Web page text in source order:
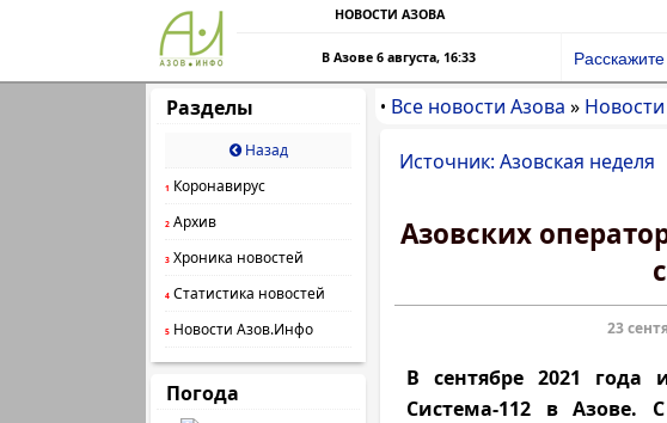
НОВОСТИ АЗОВА
В Азове 6 августа, 16:33
Разделы
Назад
1 Коронавирус
2 Архив
3 Хроника новостей
4 Статистика новостей
5 Новости Азов.Инфо
Погода
• Все новости Азова »
Источник: Азовская неделя
Азовских
23
В сентябре 2021 года
Система-112 в Азове.